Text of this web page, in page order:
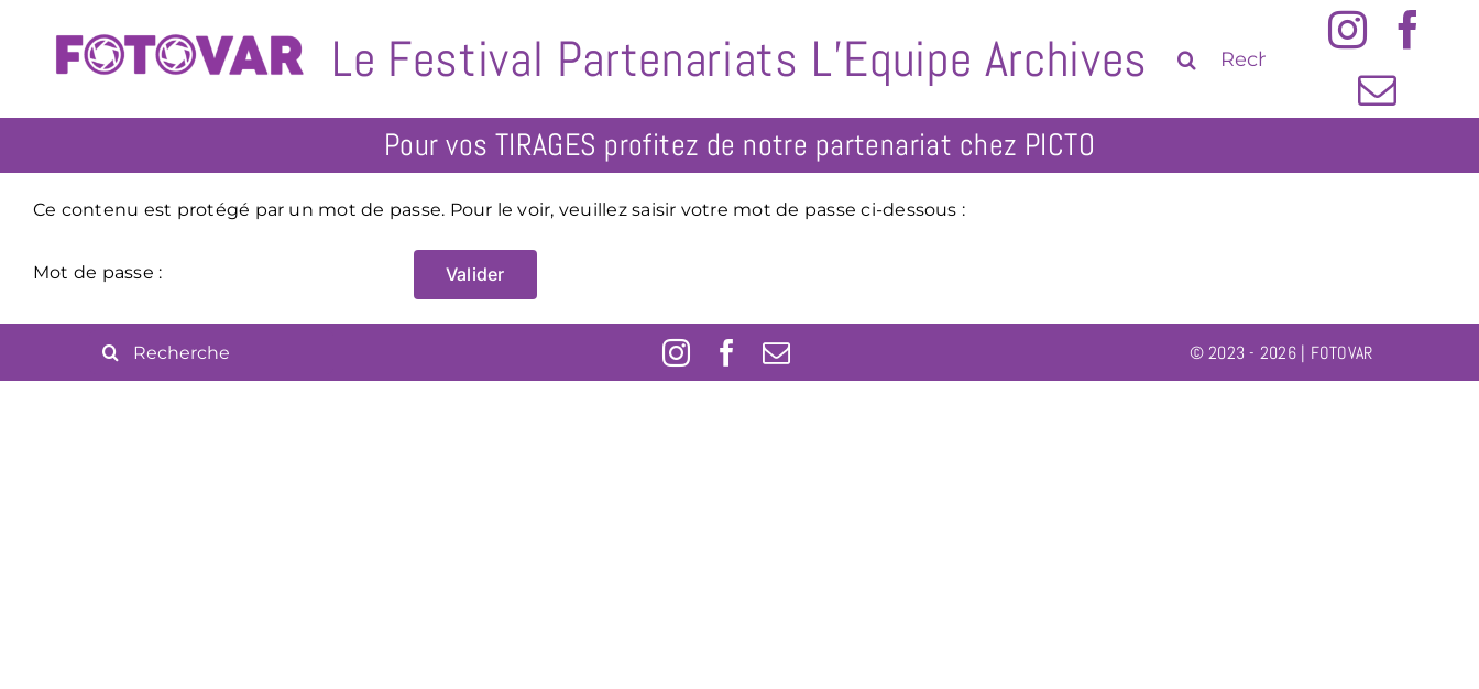
contenu
Le Festival Partenariats L’Equipe Archives
Ce contenu est protégé par un mot de passe. Pour le voir, veuillez saisir votre mot de passe ci-dessous :
Mot de passe :
Rechercher: © 2023 - 2026 | FOTOVAR